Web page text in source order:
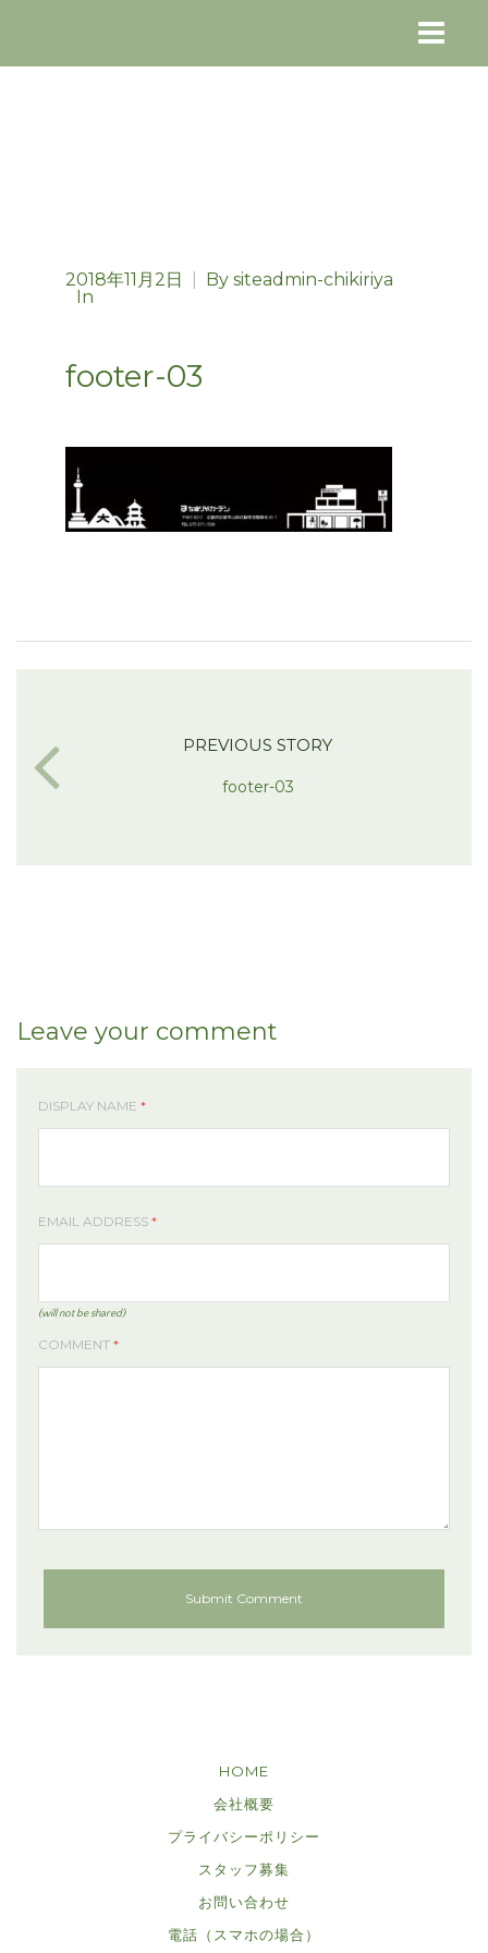
2018年11月2日 By siteadmin-chikiriya
In
footer-03
PREVIOUS STORY
footer-03
Leave your comment
DISPLAY NAME *
EMAIL ADDRESS *
(will not be shared)
COMMENT *
HOME
会社概要
プライバシーポリシー
スタッフ募集
お問い合わせ
電話（スマホの場合）